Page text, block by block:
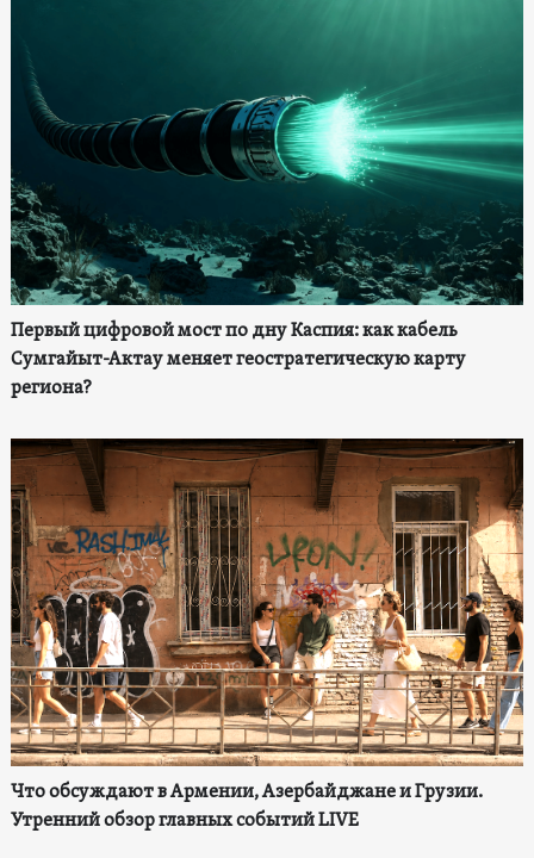
Первый цифровой мост по дну Каспия: как кабель
Сумгайыт-Актау меняет геостратегическую карту
региона?
Что обсуждают в Армении, Азербайджане и Грузии.
Утренний обзор главных событий LIVE